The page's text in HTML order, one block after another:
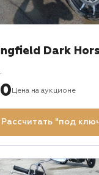
Dark
Цена на аукционе
Рассчитать "под